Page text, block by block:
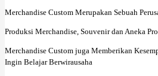
Merchandise Custom Merupakan Sebuah
Produksi Merchandise, Souvenir dan Aneka
Merchandise Custom juga Memberikan
Ingin Belajar Berwirausaha